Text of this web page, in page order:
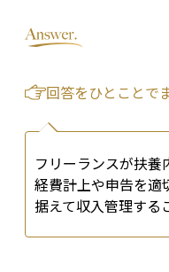
回答をひとことで
フリーランスが扶養
経費計上や申告を適
据えて収入管理する